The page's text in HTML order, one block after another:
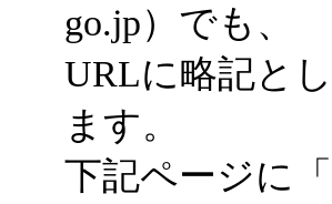
go.jp）でも、
URLに略記と
ます。
下記ページに